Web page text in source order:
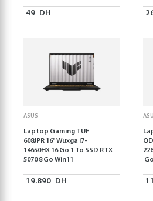
49 DH
ASUS
Laptop Gaming TUF
608JPR 16'' Wuxga i7-
14650HX 16 Go 1 To SSD RTX
5070 8 Go Win11
19.890 DH